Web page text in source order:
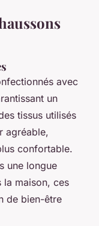
avec
un
tissus utilisés
agréable,
confortable.
une longue
la maison, ces
de bien-être